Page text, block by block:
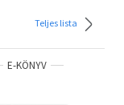
Teljes lista
E-KÖNYV